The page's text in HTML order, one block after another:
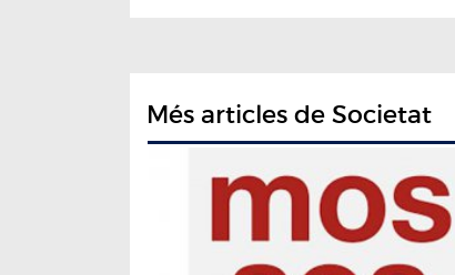
Més articles de Societat